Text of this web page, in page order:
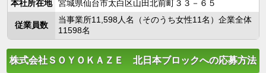
本社所在地
宮城県仙台市太白区山田北前町３３－６５
従業員数
当事業所11,598人名（そのうち女性11名）企業全体
11598名
株式会社ＳＯＹＯＫＡＺＥ 北日本ブロックへの応募方法